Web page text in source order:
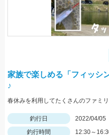
家族で楽しめる「フィッシ
♪
釣行日
2022/04/05
釣行時間
12:30～